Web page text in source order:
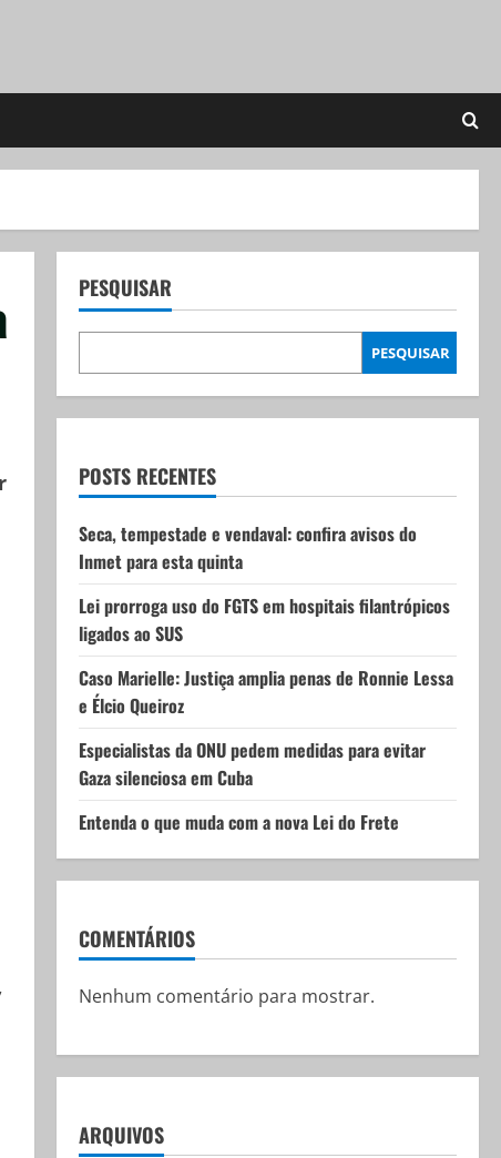
PESQUISAR
PESQUISAR
POSTS RECENTES
Seca, tempestade e vendaval: confira avisos do
Inmet para esta quinta
Lei prorroga uso do FGTS em hospitais filantrópicos
ligados ao SUS
Caso Marielle: Justiça amplia penas de Ronnie Lessa
e Élcio Queiroz
Especialistas da ONU pedem medidas para evitar
Gaza silenciosa em Cuba
Entenda o que muda com a nova Lei do Frete
COMENTÁRIOS
Nenhum comentário para mostrar.
ARQUIVOS